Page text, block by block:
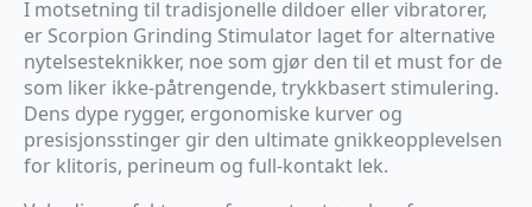
I motsetning til tradisjonelle dildoer eller vibratorer,
er Scorpion Grinding Stimulator laget for alternative
nytelsesteknikker, noe som gjør den til et must for de
som liker ikke-påtrengende, trykkbasert stimulering.
Dens dype rygger, ergonomiske kurver og
presisjonsstinger gir den ultimate gnikkeopplevelsen
for klitoris, perineum og full-kontakt lek.